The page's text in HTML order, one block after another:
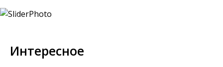
Интересное